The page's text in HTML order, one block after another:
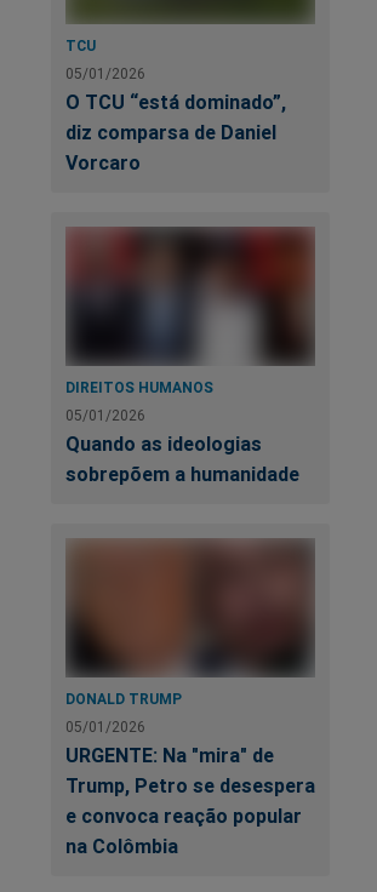
TCU
05/01/2026
O TCU “está dominado”,
diz comparsa de Daniel
Vorcaro
DIREITOS HUMANOS
05/01/2026
Quando as ideologias
sobrepõem a humanidade
DONALD TRUMP
05/01/2026
URGENTE: Na "mira" de
Trump, Petro se desespera
e convoca reação popular
na Colômbia